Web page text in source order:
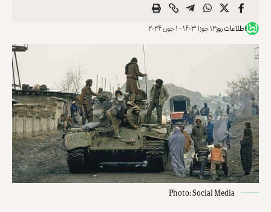
اطلاعات روز۱۲ جوزا ۱۴۰۳ - ۱ جون ۲۰۲۴
Photo: Social Media